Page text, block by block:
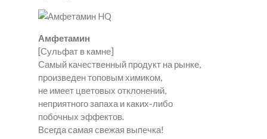
Амфетамин
[Сульфат в камне]
Самый качественный продукт на рынке,
произведен топовым химиком,
не имеет цветовых отклонений,
неприятного запаха и каких-либо
побочных эффектов.
Всегда самая свежая выпечка!